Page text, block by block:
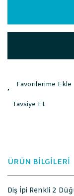
Tavsiye Et
ÜRÜN BİLGİLERİ
Diş İpi Renkli 2